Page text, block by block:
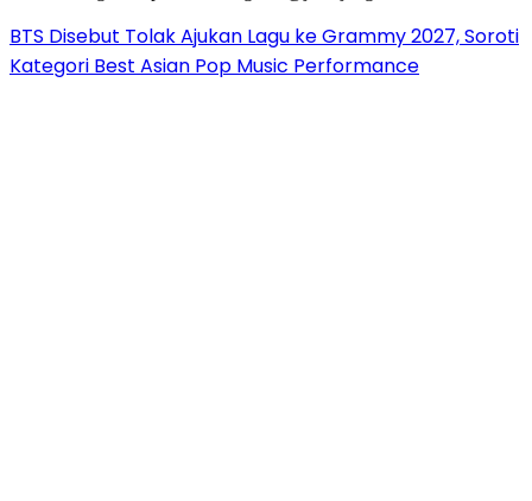
BTS Disebut Tolak Ajukan Lagu ke Grammy 2027, Soroti
Kategori Best Asian Pop Music Performance